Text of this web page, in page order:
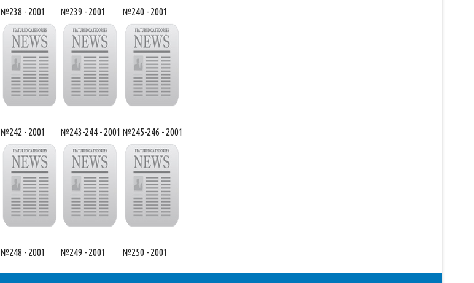
№238 - 2001 №239 - 2001 №240 - 2001
№242 - 2001 №243-244 - 2001 №245-246 - 2001
№248 - 2001 №249 - 2001 №250 - 2001